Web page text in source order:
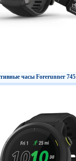
часы Forerunner 745